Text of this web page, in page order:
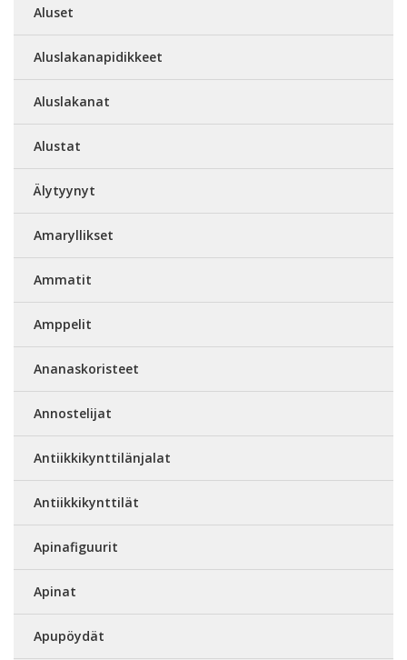
Aluset
Aluslakanapidikkeet
Aluslakanat
Alustat
Älytyynyt
Amaryllikset
Ammatit
Amppelit
Ananaskoristeet
Annostelijat
Antiikkikynttilänjalat
Antiikkikynttilät
Apinafiguurit
Apinat
Apupöydät